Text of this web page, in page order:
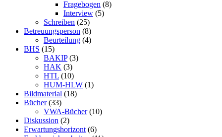
Fragebogen (8)
Interview (5)
Schreiben (25)
Betreuungsperson (8)
Beurteilung (4)
BHS (15)
BAKIP(3)
HAK (3)
HTL (10)
HUM-HLW (1)
Bildmaterial (18)
Bücher(33)
VWA-Bücher(10)
Diskussion (2)
Erwartungshorizont (6)